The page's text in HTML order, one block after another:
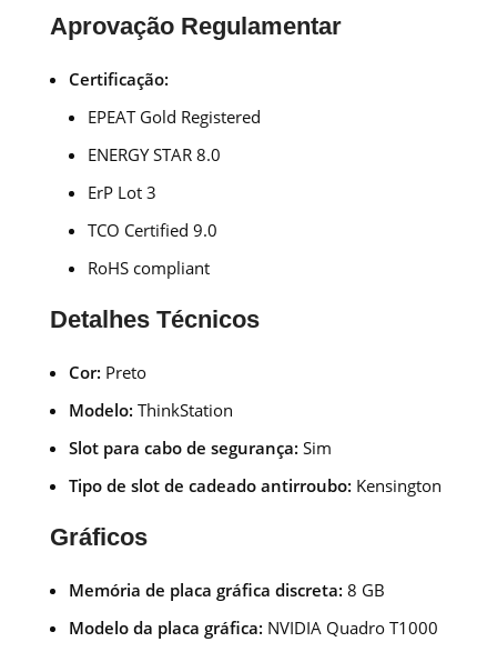
Aprovação Regulamentar
Certificação:
EPEAT Gold Registered
ENERGY STAR 8.0
ErP Lot 3
TCO Certified 9.0
RoHS compliant
Detalhes Técnicos
Cor: Preto
Modelo: ThinkStation
Slot para cabo de segurança: Sim
Tipo de slot de cadeado antirroubo: Kensington
Gráficos
Memória de placa gráfica discreta: 8 GB
Modelo da placa gráfica: NVIDIA Quadro T1000